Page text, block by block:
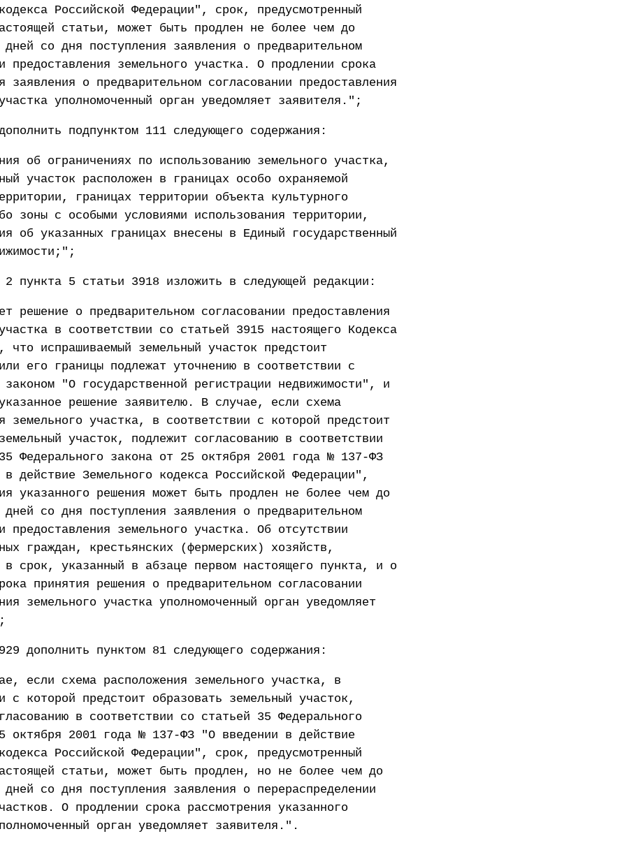
Российской Федерации", срок, предусмотренный
статьи, может быть продлен не более чем до
дней со дня поступления заявления о предварительном
предоставления земельного участка. О продлении срока
заявления о предварительном согласовании предоставления
уполномоченный орган уведомляет заявителя.";
подпунктом 111 следующего содержания:
об ограничениях по использованию земельного участка,
участок расположен в границах особо охраняемой
границах территории объекта культурного
зоны с особыми условиями использования территории,
об указанных границах внесены в Единый государственный
пункта 5 статьи 3918 изложить в следующей редакции:
решение о предварительном согласовании предоставления
в соответствии со статьей 3915 настоящего Кодекса
что испрашиваемый земельный участок предстоит
его границы подлежат уточнению в соответствии с
законом "О государственной регистрации недвижимости", и
решение заявителю. В случае, если схема
земельного участка, в соответствии с которой предстоит
участок, подлежит согласованию в соответствии
Федерального закона от 25 октября 2001 года № 137-ФЗ
действие Земельного кодекса Российской Федерации",
указанного решения может быть продлен не более чем до
дней со дня поступления заявления о предварительном
предоставления земельного участка. Об отсутствии
граждан, крестьянских (фермерских) хозяйств,
в срок, указанный в абзаце первом настоящего пункта, и о
принятия решения о предварительном согласовании
земельного участка уполномоченный орган уведомляет
дополнить пунктом 81 следующего содержания:
если схема расположения земельного участка, в
с которой предстоит образовать земельный участок,
в соответствии со статьей 35 Федерального
октября 2001 года № 137-ФЗ "О введении в действие
Российской Федерации", срок, предусмотренный
статьи, может быть продлен, но не более чем до
дней со дня поступления заявления о перераспределении
О продлении срока рассмотрения указанного
орган уведомляет заявителя.".